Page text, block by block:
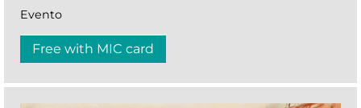
Evento
Free with MIC card